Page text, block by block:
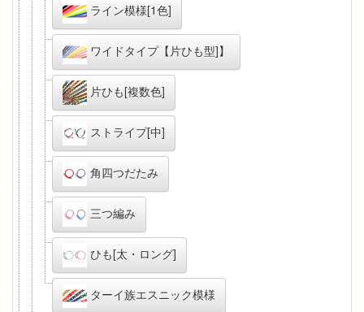
ライン模様[1色]
ワイドタイプ【片ひも型]】
片ひも[複数色]
ストライプ[中]
角四つだたみ
三つ編み
ひも[太・ロング]
ターイ族エスニック模様